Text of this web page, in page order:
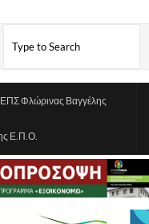
Φλώρινας Βαγγέλης
Ε.Π.Ο.